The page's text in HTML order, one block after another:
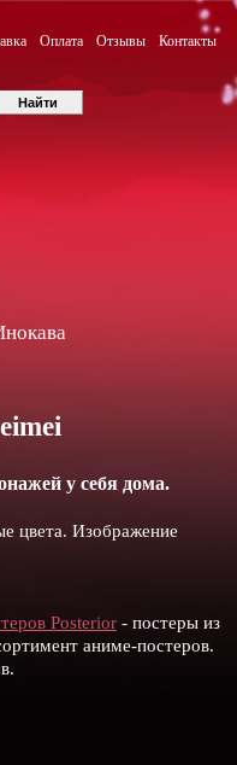
Оплата Отзывы
Контакты
у себя дома.
цвета. Изображение
Posterior - постеры из
аниме-постеров.